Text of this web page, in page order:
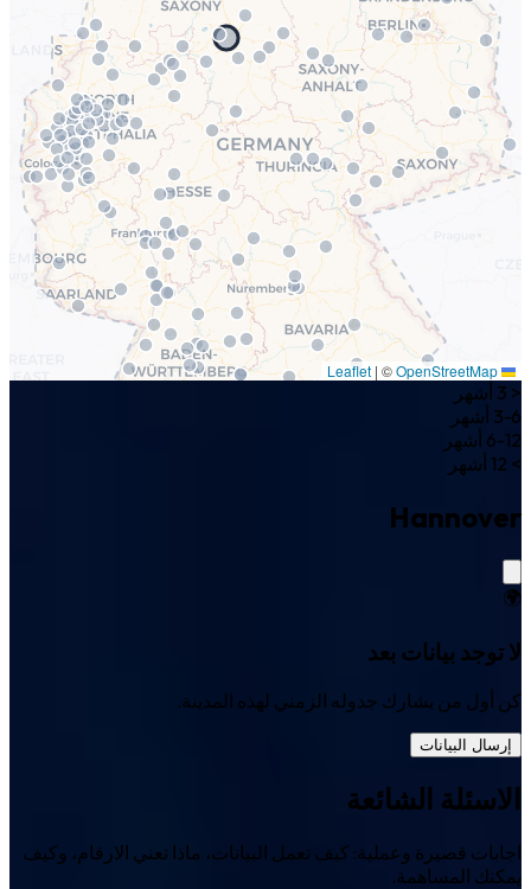
| ©OpenStreetMap
< 3 أشهر
3-6 أشهر
6-12 أشهر
> 12 أشهر
Hannover
🌍
لا توجد بيانات بعد
كن أول من يشارك جدوله الزمني لهذه المدينة.
إرسال البيانات
الاسئلة الشائعة
اجابات قصيرة وعملية: كيف تعمل البيانات، ماذا تعني الارقام، وكيف
يمكنك المساهمة.